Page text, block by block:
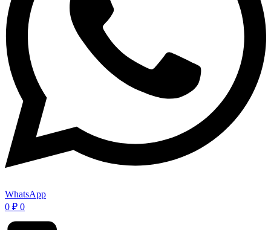
WhatsApp
0 ₽ 0